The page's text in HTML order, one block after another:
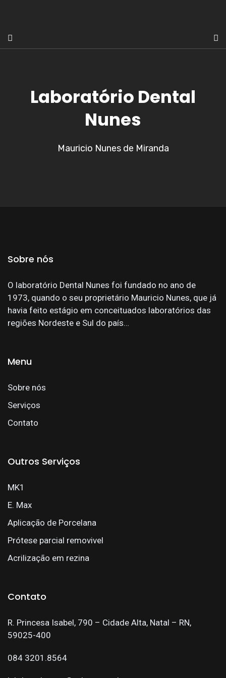
Laboratório Dental
Nunes
Mauricio Nunes de Miranda
Sobre nós
O laboratório Dental Nunes foi fundado no ano de
1973, quando o seu proprietário Mauricio Nunes, que já
havia feito estágio em conceituados laboratórios das
regiões Nordeste e Sul do país…
Menu
Sobre nós
Serviços
Contato
Outros Serviços
MK1
E. Max
Aplicação de Porcelana
Prótese parcial removivel
Acrilização em rezina
Contato
R. Princesa Isabel, 790 – Cidade Alta, Natal – RN,
59025-400
084 3201.8564